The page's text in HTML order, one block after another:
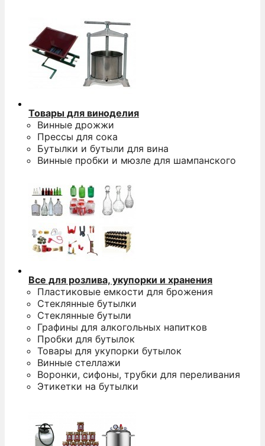
Товары для виноделия
Винные дрожжи
Прессы для сока
Бутылки и бутыли для вина
Винные пробки и мюзле для шампанского
Все для розлива, укупорки и хранения
Пластиковые емкости для брожения
Стеклянные бутылки
Стеклянные бутыли
Графины для алкогольных напитков
Пробки для бутылок
Товары для укупорки бутылок
Винные стеллажи
Воронки, сифоны, трубки для переливания
Этикетки на бутылки